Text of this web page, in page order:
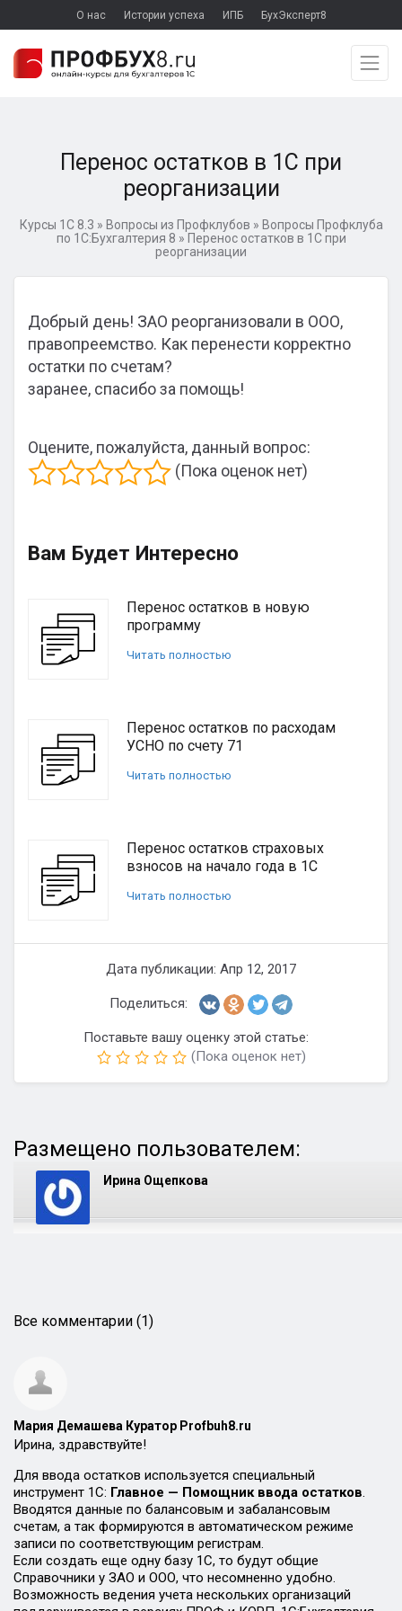
О нас Истории успеха ИПБ БухЭксперт8
Перенос остатков в 1С при
реорганизации
Курсы 1С 8.3 » Вопросы из Профклубов » Вопросы Профклуба
по 1С:Бухгалтерия 8 » Перенос остатков в 1С при
реорганизации
Добрый день! ЗАО реорганизовали в ООО,
правопреемство. Как перенести корректно
остатки по счетам?
заранее, спасибо за помощь!
Оцените, пожалуйста, данный вопрос:
(Пока оценок нет)
Вам Будет Интересно
Перенос остатков в новую
программу
Читать полностью
Перенос остатков по расходам
УСНО по счету 71
Читать полностью
Перенос остатков страховых
взносов на начало года в 1С
Читать полностью
Дата публикации: Апр 12, 2017
Поделиться:
Поставьте вашу оценку этой статье:
(Пока оценок нет)
Размещено пользователем:
Ирина Ощепкова
Все комментарии (1)
Мария Демашева Куратор Profbuh8.ru
Ирина, здравствуйте!
Для ввода остатков используется специальный
инструмент 1С: Главное — Помощник ввода остатков.
Вводятся данные по балансовым и забалансовым
счетам, а так формируются в автоматическом режиме
записи по соответствующим регистрам.
Если создать еще одну базу 1С, то будут общие
Справочники у ЗАО и ООО, что несомненно удобно.
Возможность ведения учета нескольких организаций